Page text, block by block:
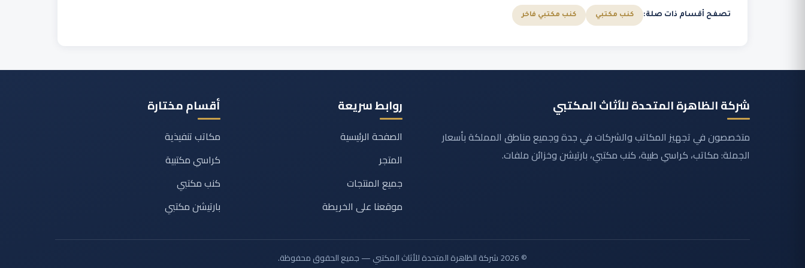
تصفح أقسام ذات صلة: كنب مكتبي كنب مكتبي فاخر
شركة الظاهرة المتحدة للأثاث المكتبي
متخصصون في تجهيز المكاتب والشركات في جدة وجميع مناطق المملكة بأسعار
الجملة: مكاتب، كراسي طبية، كنب مكتبي، بارتيشن وخزائن ملفات.
روابط سريعة
الصفحة الرئيسية
المتجر
جميع المنتجات
موقعنا على الخريطة
أقسام مختارة
مكاتب تنفيذية
كراسي مكتبية
كنب مكتبي
بارتيشن مكتبي
© 2026 شركة الظاهرة المتحدة للأثاث المكتبي — جميع الحقوق محفوظة.